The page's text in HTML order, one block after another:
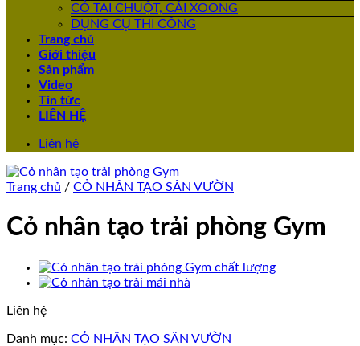
CỎ TAI CHUỘT, CẢI XOONG
DỤNG CỤ THI CÔNG
Trang chủ
Giới thiệu
Sản phẩm
Video
Tin tức
LIÊN HỆ
Liên hệ
Trang chủ / CỎ NHÂN TẠO SÂN VƯỜN
Cỏ nhân tạo trải phòng Gym
Liên hệ
Danh mục: CỎ NHÂN TẠO SÂN VƯỜN